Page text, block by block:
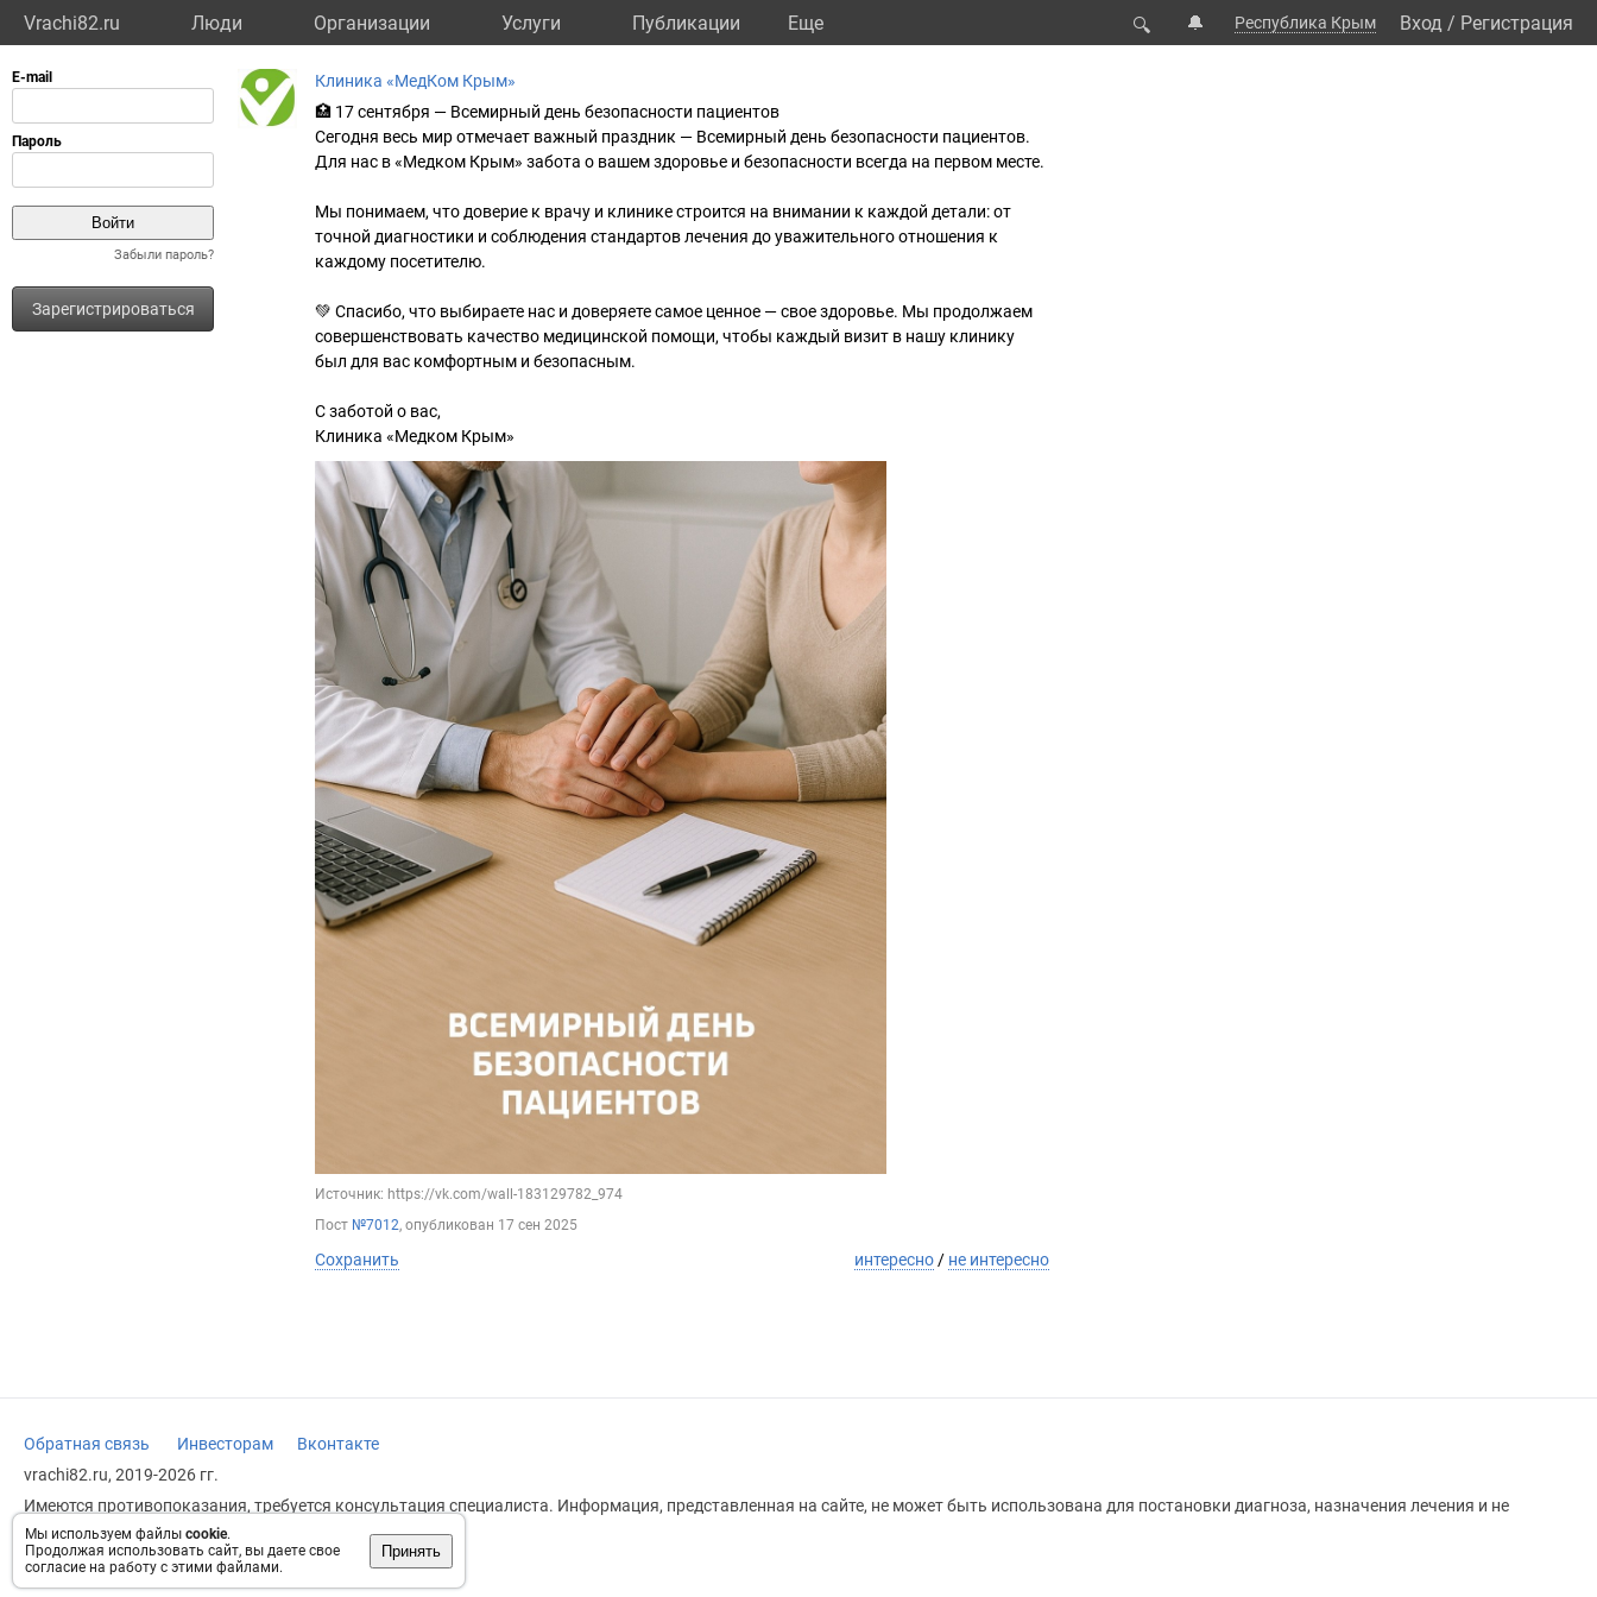
Vrachi82.ru Люди Организации Услуги Публикации Eще 🔍 🔔 Республика Крым Вход / Регистрация
Забыли пароль?
Зарегистрироваться
Мы используем файлы cookie.
Продолжая использовать сайт, вы даете свое
согласие на работу с этими файлами.
Принять
Клиника «МедКом Крым»
🏥 17 сентября — Всемирный день безопасности пациентов
Сегодня весь мир отмечает важный праздник — Всемирный день безопасности пациентов.
Для нас в «Медком Крым» забота о вашем здоровье и безопасности всегда на первом месте.
Мы понимаем, что доверие к врачу и клинике строится на внимании к каждой детали: от
точной диагностики и соблюдения стандартов лечения до уважительного отношения к
каждому посетителю.
💚 Спасибо, что выбираете нас и доверяете самое ценное — свое здоровье. Мы продолжаем
совершенствовать качество медицинской помощи, чтобы каждый визит в нашу клинику
был для вас комфортным и безопасным.
С заботой о вас,
Клиника «Медком Крым»
Источник: https://vk.com/wall-183129782_974
Пост №7012, опубликован 17 сен 2025
Сохранить интересно / не интересно
Обратная связь Инвесторам
Вконтакте
vrachi82.ru, 2019-2026 гг.
Имеются противопоказания, требуется консультация специалиста. Информация, представленная на сайте, не может быть использована для постановки диагноза, назначения лечения и не
заменяет прием врача.
Возрастное ограничение: 18+